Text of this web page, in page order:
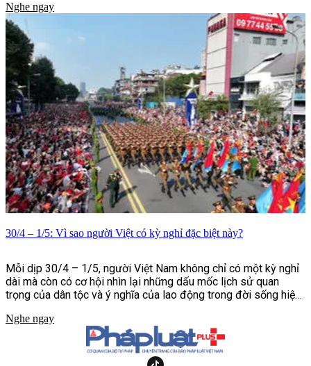
sự giản dị thanh cao. Và trong những câu chuyện về Người,
những dịp sinh nhật của Bác luôn để lại nhiều cảm xúc đặc
biệt đối với đồng bào, chiến sĩ và bạn bè quốc tế.
Nghe ngay
30/4 – 1/5: Vì sao người Việt có kỳ nghỉ đặc biệt này?
Mỗi dịp 30/4 – 1/5, người Việt Nam không chỉ có một kỳ nghỉ
dài mà còn có cơ hội nhìn lại những dấu mốc lịch sử quan
trọng của dân tộc và ý nghĩa của lao động trong đời sống hiện
độc lập và hành trình đấu tranh bền bỉ vì quyền lợi của con
Nghe ngay